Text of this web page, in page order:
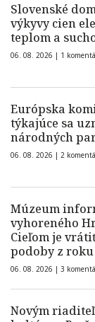
Slovenské
výkyvy cien
teplom a
06. 08. 2026 | 1
Európska
týkajúce sa
národných
06. 08. 2026 | 2
Múzeum
vyhoreného
Cieľom je
podoby z roku
06. 08. 2026 | 3
Novým